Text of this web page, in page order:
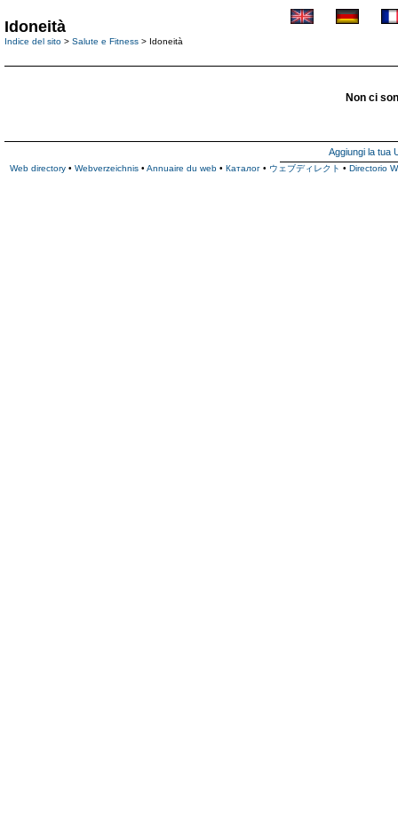
Idoneità
Indice del sito > Salute e Fitness > Idoneità
Non ci
Aggiungi la tua
Web directory • Webverzeichnis • Annuaire du web • Каталог • ウェブディレクト • Directorio